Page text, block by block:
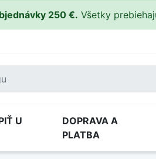
250 €. Všetky
U
DOPRAVA A
PLATBA